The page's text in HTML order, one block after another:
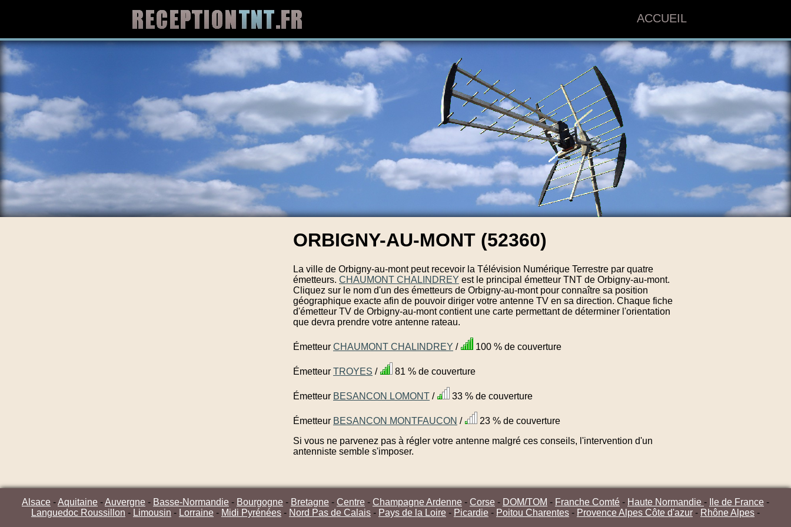
ACCUEIL
ORBIGNY-AU-MONT (52360)
La ville de Orbigny-au-mont peut recevoir la Télévision Numérique Terrestre par quatre
émetteurs. CHAUMONT CHALINDREY est le principal émetteur TNT de Orbigny-au-mont.
Cliquez sur le nom d'un des émetteurs de Orbigny-au-mont pour connaître sa position
géographique exacte afin de pouvoir diriger votre antenne TV en sa direction. Chaque fiche
d'émetteur TV de Orbigny-au-mont contient une carte permettant de déterminer l'orientation
que devra prendre votre antenne rateau.
Émetteur CHAUMONT CHALINDREY / 100 % de couverture
Émetteur TROYES / 81 % de couverture
Émetteur BESANCON LOMONT / 33 % de couverture
Émetteur BESANCON MONTFAUCON /
23 % de couverture
Si vous ne parvenez pas à régler votre antenne malgré ces conseils, l'intervention d'un
antenniste semble s'imposer.
Alsace -Aquitaine -Auvergne - Basse-Normandie - Bourgogne - Bretagne - Centre - Champagne Ardenne - Corse - DOM/TOM - Franche Comté - Haute Normandie - Ile de France -
Languedoc Roussillon - Limousin - Lorraine - Midi Pyrénées - Nord Pas de Calais - Pays de la Loire - Picardie - Poitou Charentes - Provence Alpes Côte d'azur - Rhône Alpes -